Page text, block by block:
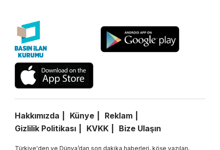
Hakkımızda Künye
Reklam
Gizlilik Politikası
KVKK Bize Ulaşın
Türkiye'den ve Dünya’dan son dakika haberleri, köşe yazıları,